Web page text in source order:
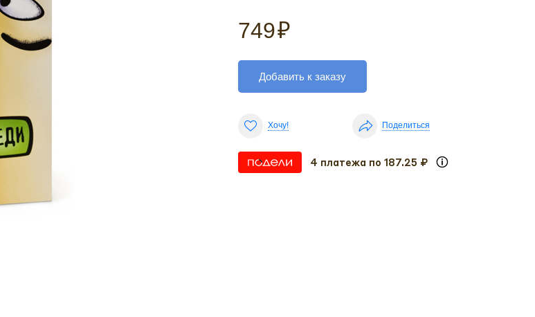
749₽
Добавить к заказу
Хочу! Поделиться
4 платежа по 187.25 ₽